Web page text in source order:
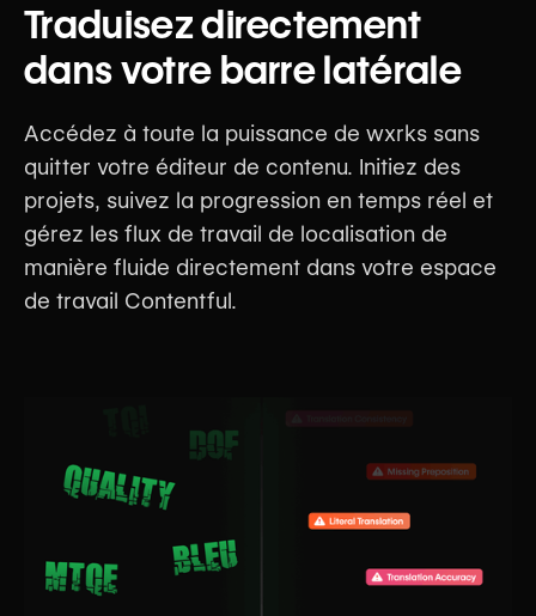
Traduisez directement
dans votre barre latérale
Accédez à toute la puissance de wxrks sans
quitter votre éditeur de contenu. Initiez des
projets, suivez la progression en temps réel et
gérez les flux de travail de localisation de
manière fluide directement dans votre espace
de travail Contentful.